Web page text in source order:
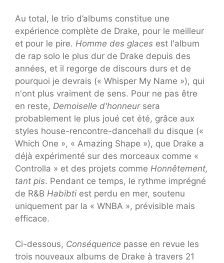
Au total, le trio d’albums constitue une
expérience complète de Drake, pour le meilleur
et pour le pire. Homme des glaces est l'album
de rap solo le plus dur de Drake depuis des
années, et il regorge de discours durs et de
pourquoi je devrais (« Whisper My Name »), qui
n'ont plus vraiment de sens. Pour ne pas être
en reste, Demoiselle d'honneursera
probablement le plus joué cet été, grâce aux
styles house-rencontre-dancehall du disque («
Which One », « Amazing Shape »), que Drake a
déjà expérimenté sur des morceaux comme «
Controlla » et des projets comme Honnêtement,
tant pis. Pendant ce temps, le rythme imprégné
de R&B Habibti est perdu en mer, soutenu
uniquement par la « WNBA », prévisible mais
efficace.
Ci-dessous, Conséquence passe en revue les
trois nouveaux albums de Drake à travers 21